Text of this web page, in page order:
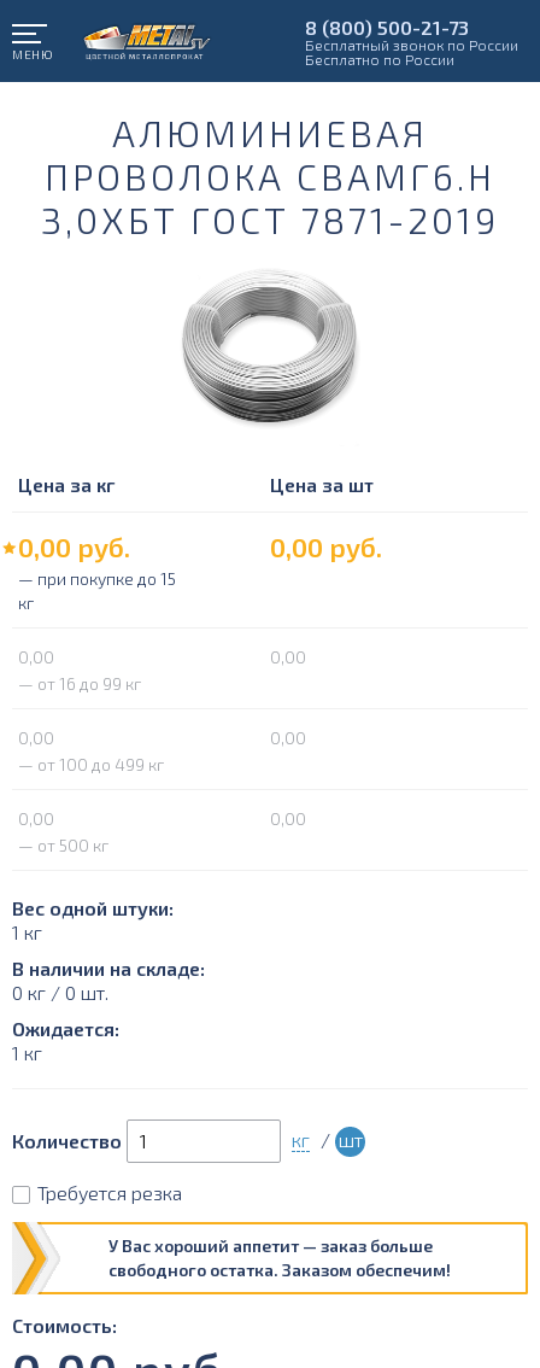
МЕНЮ
8 (800) 500-21-73
Бесплатный звонок по России
Бесплатно по России
АЛЮМИНИЕВАЯ
ПРОВОЛОКА СВАМГ6.Н
3,0ХБТ ГОСТ 7871-2019
Цена за кг Цена за шт
0,00 руб. 0,00 руб.
— при покупке до 15
кг
0,00
0,00
— от 16 до 99 кг
0,00
0,00
— от 100 до 499 кг
0,00
0,00
— от 500 кг
Вес одной штуки:
1 кг
В наличии на складе:
0 кг / 0 шт.
Ожидается:
1 кг
Количество кг / шт
Требуется резка
У Вас хороший аппетит — заказ больше
свободного остатка. Заказом обеспечим!
Стоимость: